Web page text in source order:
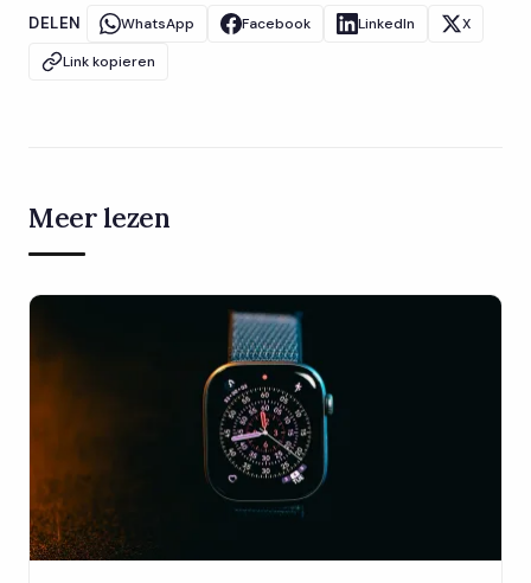
DELEN WhatsApp Facebook LinkedIn
X
Link kopieren
Meer lezen